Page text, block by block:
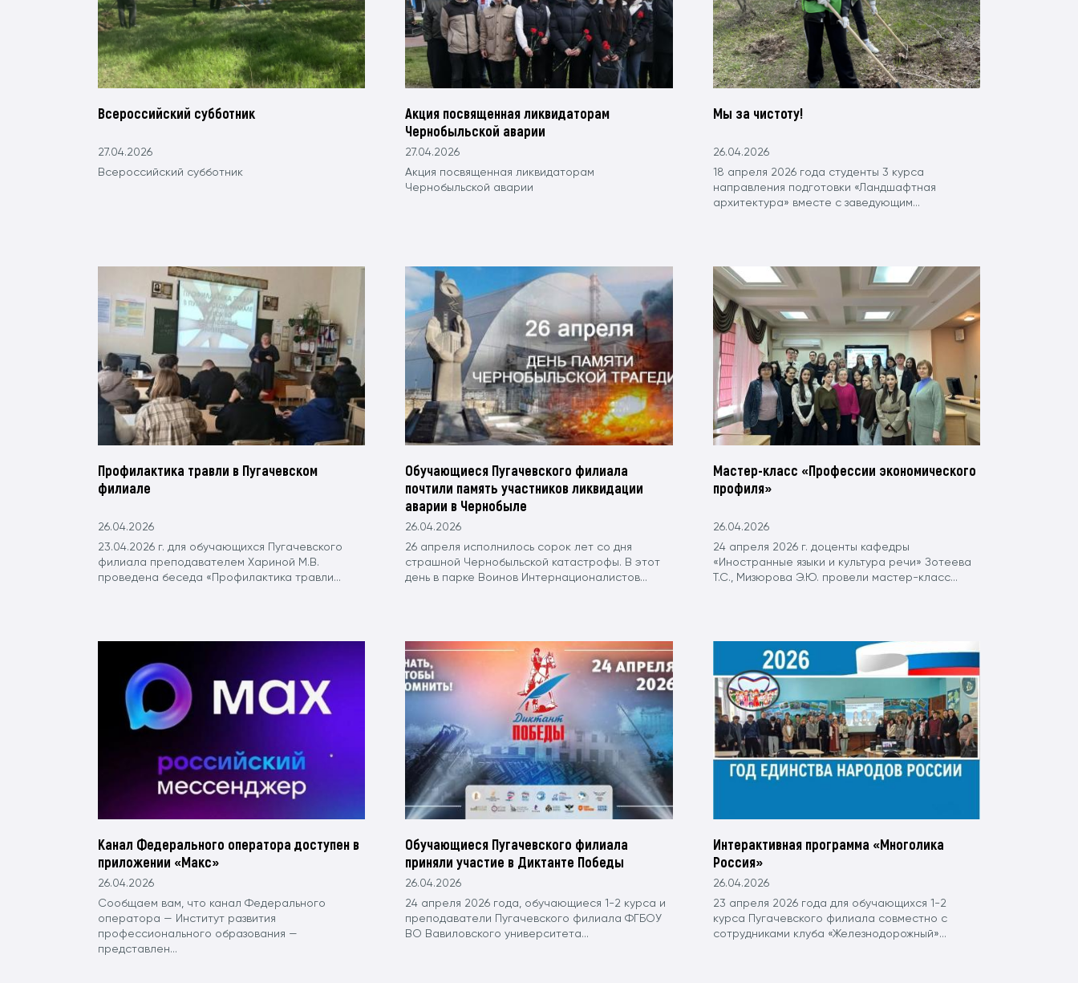
Всероссийский субботник
27.04.2026
Всероссийский субботник
Акция посвященная ликвидаторам
Чернобыльской аварии
27.04.2026
Акция посвященная ликвидаторам
Чернобыльской аварии
Мы за чистоту!
26.04.2026
18 апреля 2026 года студенты 3 курса
направления подготовки «Ландшафтная
архитектура» вместе с заведующим...
Профилактика травли в Пугачевском
филиале
26.04.2026
23.04.2026 г. для обучающихся Пугачевского
филиала преподавателем Хариной М.В.
проведена беседа «Профилактика травли...
Обучающиеся Пугачевского филиала
почтили память участников ликвидации
аварии в Чернобыле
26.04.2026
26 апреля исполнилось сорок лет со дня
страшной Чернобыльской катастрофы. В этот
день в парке Воинов Интернационалистов...
Мастер-класс «Профессии экономического
профиля»
26.04.2026
24 апреля 2026 г. доценты кафедры
«Иностранные языки и культура речи» Зотеева
Т.С., Мизюрова Э.Ю. провели мастер-класс...
Канал Федерального оператора доступен в
приложении «Макс»
26.04.2026
Сообщаем вам, что канал Федерального
оператора — Институт развития
профессионального образования —
представлен...
Обучающиеся Пугачевского филиала
приняли участие в Диктанте Победы
26.04.2026
24 апреля 2026 года, обучающиеся 1-2 курса и
преподаватели Пугачевского филиала ФГБОУ
ВО Вавиловского университета...
Интерактивная программа «Многолика
Россия»
26.04.2026
23 апреля 2026 года для обучающихся 1-2
курса Пугачевского филиала совместно с
сотрудниками клуба «Железнодорожный»...